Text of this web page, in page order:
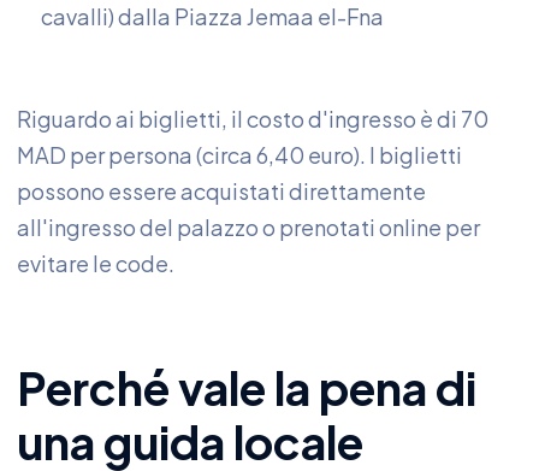
cavalli) dalla Piazza Jemaa el-Fna
Riguardo ai biglietti, il costo d'ingresso è di 70
MAD per persona (circa 6,40 euro). I biglietti
possono essere acquistati direttamente
all'ingresso del palazzo o prenotati online per
evitare le code.
Perché vale la pena di
una guida locale